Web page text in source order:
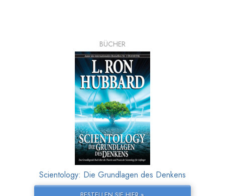
BÜCHER
Scientology: Die Grundlagen des Denkens